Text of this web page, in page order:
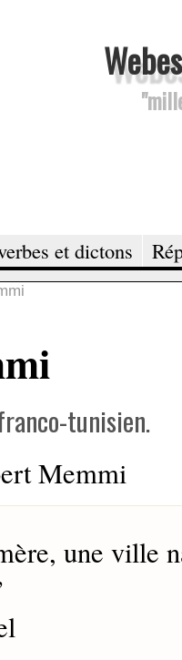
et dictons
tunisien.
Memmi
une ville